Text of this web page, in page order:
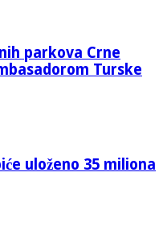
parkova Crne
Turske
uloženo 35 miliona